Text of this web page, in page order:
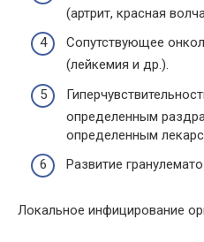
(артрит, красная
Сопутствующее
(лейкемия и др.).
определенным
определенным
Развитие
Локальное инфицирование